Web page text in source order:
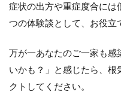
症状の出方や重症度合には
つの体験談として、お役立
万が一あなたのご一家も感
いかも？」と感じたら、根
クトしてください。